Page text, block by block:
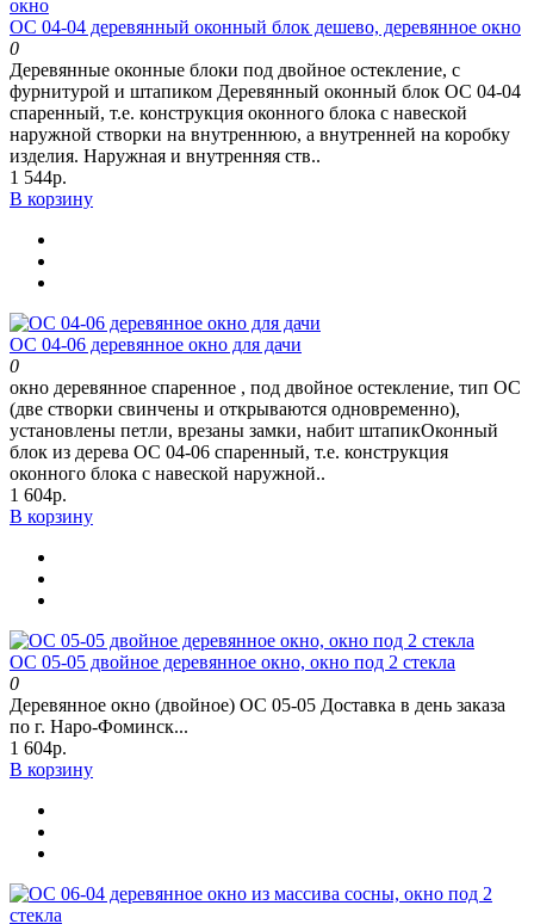
ОС 04-04 деревянный оконный блок дешево, деревянное окно
0
Деревянные оконные блоки под двойное остекление, с
фурнитурой и штапиком Деревянный оконный блок ОС 04-04
спаренный, т.е. конструкция оконного блока с навеской
наружной створки на внутреннюю, а внутренней на коробку
изделия. Наружная и внутренняя ств..
1 544р.
В корзину
ОС 04-06 деревянное окно для дачи
0
окно деревянное спаренное , под двойное остекление, тип ОС
(две створки свинчены и открываются одновременно),
установлены петли, врезаны замки, набит штапикОконный
блок из дерева ОС 04-06 спаренный, т.е. конструкция
оконного блока с навеской наружной..
1 604р.
В корзину
ОС 05-05 двойное деревянное окно, окно под 2 стекла
0
Деревянное окно (двойное) ОС 05-05 Доставка в день заказа
по г. Наро-Фоминск...
1 604р.
В корзину